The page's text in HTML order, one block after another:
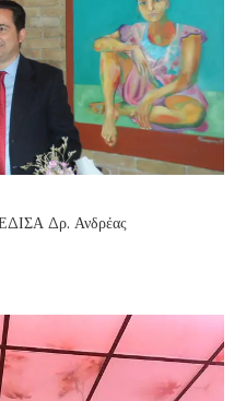
Δρ. Ανδρέας